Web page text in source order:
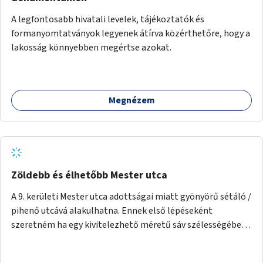
A legfontosabb hivatali levelek, tájékoztatók és
formanyomtatványok legyenek átírva közérthetőre, hogy a
lakosság könnyebben megértse azokat.
Megnézem
Zöldebb és élhetőbb Mester utca
A 9. kerületi Mester utca adottságai miatt gyönyörű sétáló /
pihenő utcává alakulhatna. Ennek első lépéseként
szeretném ha egy kivitelezhető méretű sáv szélességében